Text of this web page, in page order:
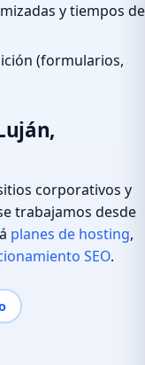
y tiempos de
(formularios,
corporativos y
trabajamos desde
planes de hosting,
SEO.